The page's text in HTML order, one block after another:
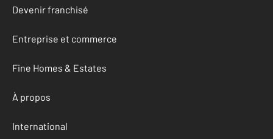
Devenir franchisé
Entreprise et commerce
Fine Homes & Estates
À propos
International